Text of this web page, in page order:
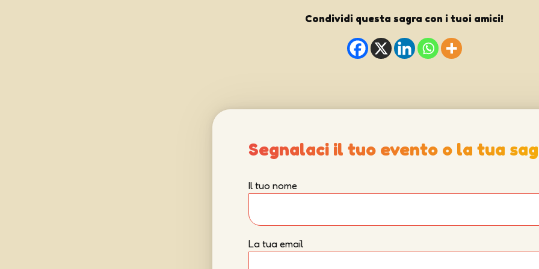
Condividi questa sagra con i tuoi amici!
Segnalaci il tuo evento o la tua
Il tuo nome
La tua email